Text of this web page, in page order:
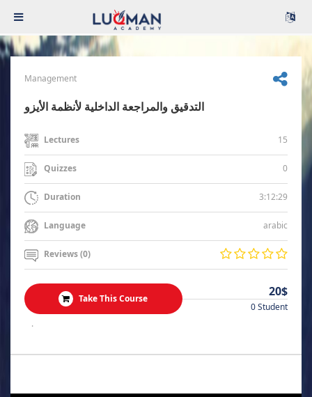
Management
التدقيق والمراجعة الداخلية لأنظمة الأيزو
Lectures 15
Quizzes 0
Duration 3:12:29
Language arabic
Reviews (0)
Take This Course 20$
0 Student
.